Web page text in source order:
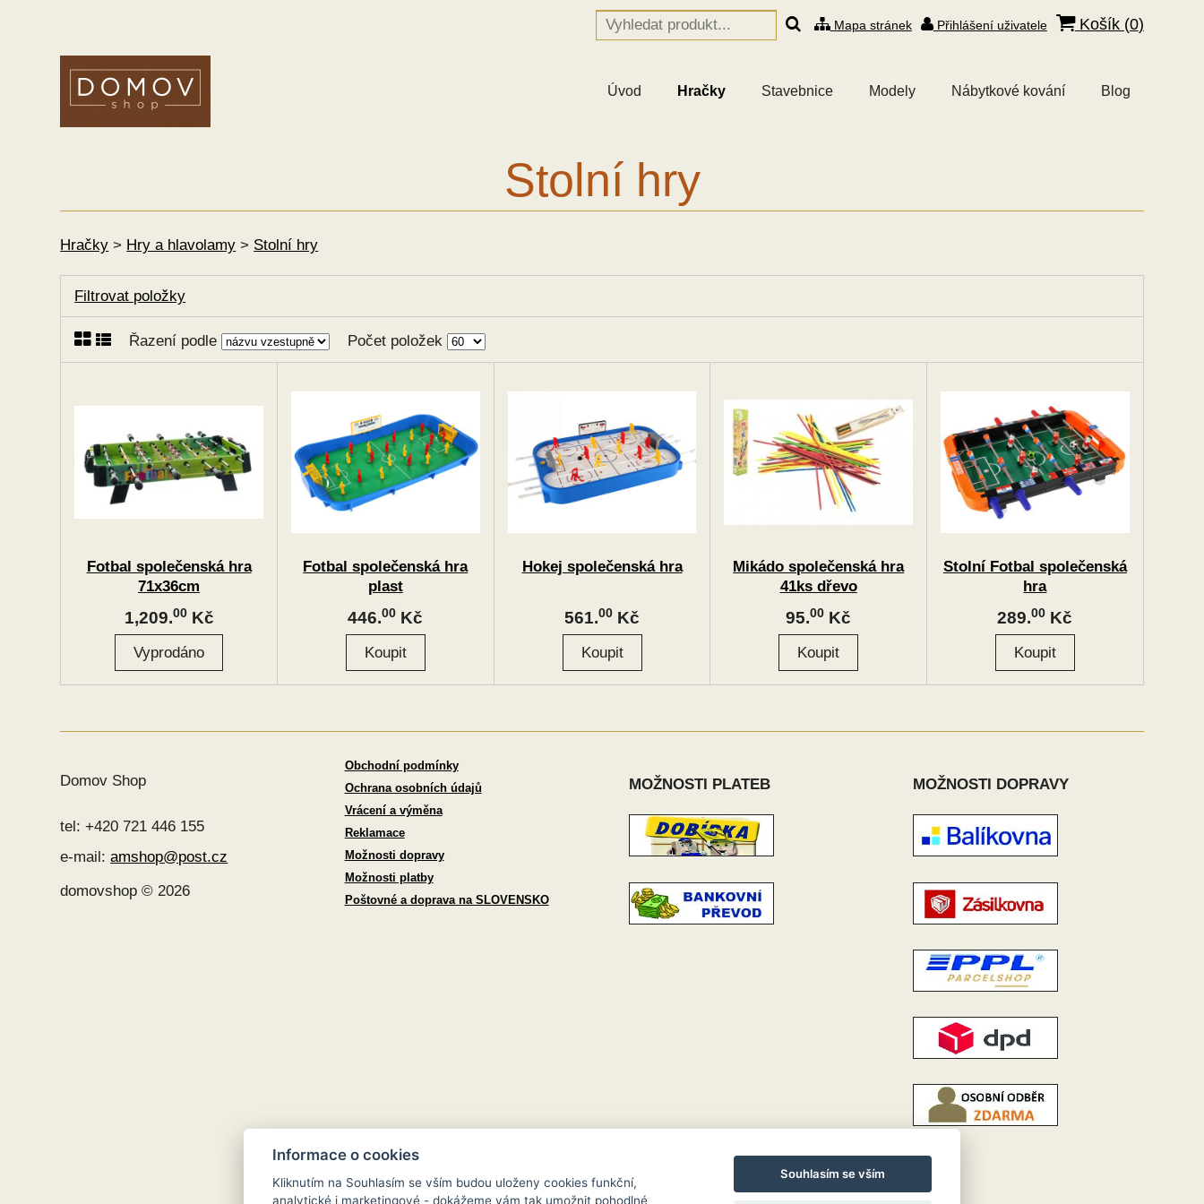
Mapa stránek Přihlášení uživatele Košík (0)
Úvod Hračky Stavebnice Modely Nábytkové kování Blog
Stolní hry
Hračky > Hry a hlavolamy > Stolní hry
Filtrovat položky
Řazení podle Počet položek
Fotbal společenská hra
71x36cm
1,209.00Kč
Fotbal společenská hra
plast
446.00 Kč
Hokej společenská hra
561.00 Kč
Mikádo společenská hra
41ks dřevo
95.00 Kč
Stolní Fotbal společenská
hra
289.00 Kč
Domov Shop
tel: +420 721 446 155
e-mail:amshop@post.cz
domovshop © 2026
Obchodní podmínky
Ochrana osobních údajů
Vrácení a výměna
Reklamace
Možnosti dopravy
Možnosti platby
Poštovné a doprava na SLOVENSKO
MOŽNOSTI PLATEB MOŽNOSTI DOPRAVY
Informace o cookies
Kliknutím na Souhlasím se vším budou uloženy cookies funkční,
analytické i marketingové - dokážeme vám tak umožnit pohodlné
Souhlasím se vším